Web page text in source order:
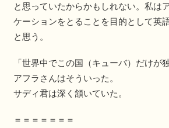
と思っていたからかもしれない。私は
ケーションをとることを目的として英
と思う。
「世界中でこの国（キューバ）だけが
アフラさんはそういった。
サディ君は深く頷いていた。
＝＝＝＝＝＝＝